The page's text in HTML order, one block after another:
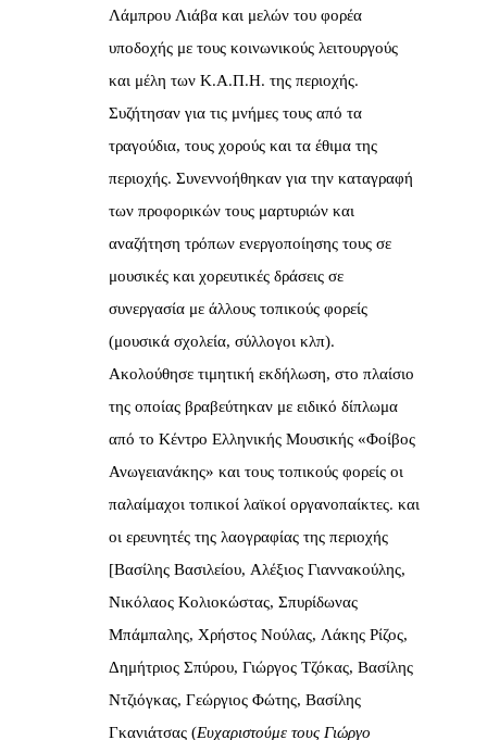
Λάμπρου Λιάβα και μελών του φορέα
υποδοχής με τους κοινωνικούς λειτουργούς
και μέλη των Κ.Α.Π.Η. της περιοχής.
Συζήτησαν για τις μνήμες τους από τα
τραγούδια, τους χορούς και τα έθιμα της
περιοχής. Συνεννοήθηκαν για την καταγραφή
των προφορικών τους μαρτυριών και
αναζήτηση τρόπων ενεργοποίησης τους σε
μουσικές και χορευτικές δράσεις σε
συνεργασία με άλλους τοπικούς φορείς
(μουσικά σχολεία, σύλλογοι κλπ).
Ακολούθησε τιμητική εκδήλωση, στο πλαίσιο
της οποίας βραβεύτηκαν με ειδικό δίπλωμα
από το Κέντρο Ελληνικής Μουσικής «Φοίβος
Ανωγειανάκης» και τους τοπικούς φορείς οι
παλαίμαχοι τοπικοί λαϊκοί οργανοπαίκτες. και
οι ερευνητές της λαογραφίας της περιοχής
[Βασίλης Βασιλείου, Αλέξιος Γιαννακούλης,
Νικόλαος Κολιοκώστας, Σπυρίδωνας
Μπάμπαλης, Χρήστος Νούλας, Λάκης Ρίζος,
Δημήτριος Σπύρου, Γιώργος Τζόκας, Βασίλης
Ντζιόγκας, Γεώργιος Φώτης, Βασίλης
Γκανιάτσας (Ευχαριστούμε τους Γιώργο